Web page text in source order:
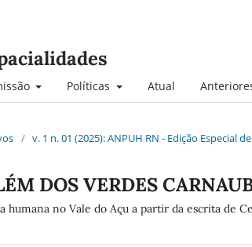
Políticas Atual
/ v. 1 n. 01 (2025): ANPUH RN - Edição Especial
DOS VERDES
humana no Vale do Açu a partir da escrita de